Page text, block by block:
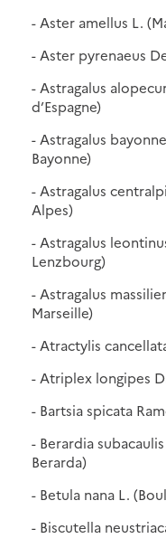
- Aster amellus L.
- Aster pyrenaeus
- Astragalus
d’Espagne)
- Astragalus
Bayonne)
- Astragalus
Alpes)
- Astragalus
Lenzbourg)
- Astragalus
Marseille)
- Atractylis
- Atriplex longipes
- Bartsia spicata
- Berardia
Berarda)
- Betula nana L.
- Biscutella